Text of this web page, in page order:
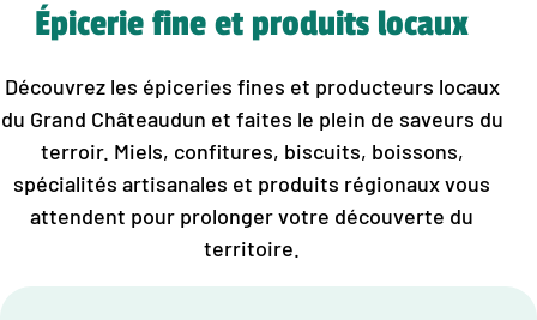
Épicerie fine et produits locaux
Découvrez les épiceries fines et producteurs locaux
du Grand Châteaudun et faites le plein de saveurs du
terroir. Miels, confitures, biscuits, boissons,
spécialités artisanales et produits régionaux vous
attendent pour prolonger votre découverte du
territoire.